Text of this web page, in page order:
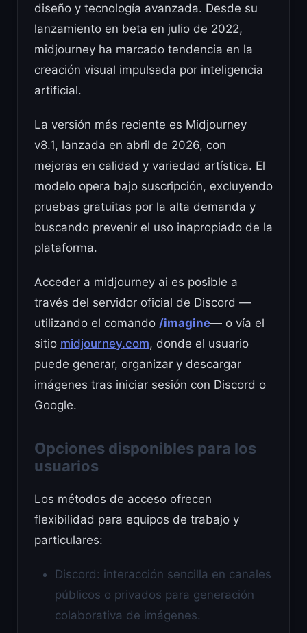
diseño y tecnología avanzada. Desde su
lanzamiento en beta en julio de 2022,
midjourney ha marcado tendencia en la
creación visual impulsada por inteligencia
artificial.
La versión más reciente es Midjourney
v8.1, lanzada en abril de 2026, con
mejoras en calidad y variedad artística. El
modelo opera bajo suscripción, excluyendo
pruebas gratuitas por la alta demanda y
buscando prevenir el uso inapropiado de la
plataforma.
Acceder a midjourney ai es posible a
través del servidor oficial de Discord —
utilizando el comando /imagine— o vía el
sitio midjourney.com, donde el usuario
puede generar, organizar y descargar
imágenes tras iniciar sesión con Discord o
Google.
Opciones disponibles para los
usuarios
Los métodos de acceso ofrecen
flexibilidad para equipos de trabajo y
particulares:
Discord: interacción sencilla en canales
públicos o privados para generación
colaborativa de imágenes.